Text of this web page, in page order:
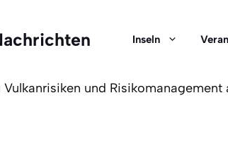
Inseln
Vulkanrisiken und